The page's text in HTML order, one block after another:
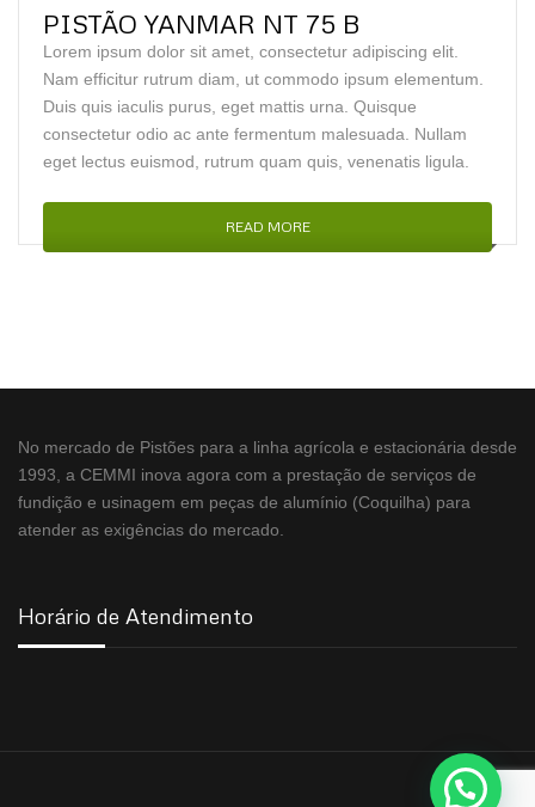
PISTÃO YANMAR NT 75 B
Lorem ipsum dolor sit amet, consectetur adipiscing elit.
Nam efficitur rutrum diam, ut commodo ipsum elementum.
Duis quis iaculis purus, eget mattis urna. Quisque
consectetur odio ac ante fermentum malesuada. Nullam
eget lectus euismod, rutrum quam quis, venenatis ligula.
READ MORE
No mercado de Pistões para a linha agrícola e estacionária desde
1993, a CEMMI inova agora com a prestação de serviços de
fundição e usinagem em peças de alumínio (Coquilha) para
atender as exigências do mercado.
Horário de Atendimento